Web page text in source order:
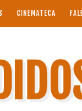
CINEMATECA